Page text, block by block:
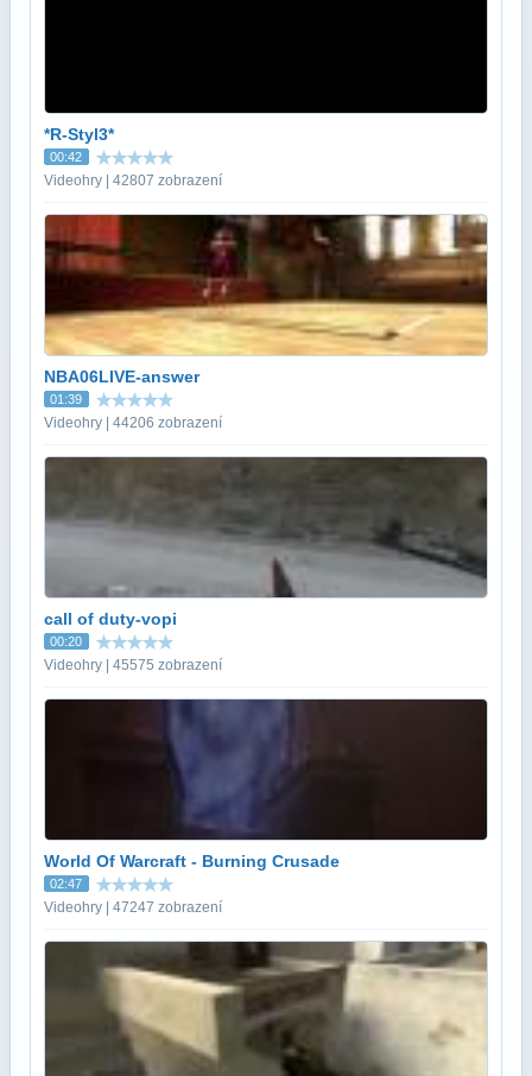
*R-Styl3*
00:42
Videohry | 42807 zobrazení
NBA06LIVE-answer
01:39
Videohry | 44206 zobrazení
call of duty-vopi
00:20
Videohry | 45575 zobrazení
World Of Warcraft - Burning Crusade
02:47
Videohry | 47247 zobrazení